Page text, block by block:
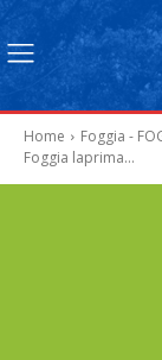
Home
Foggia -
Foggia laprima...